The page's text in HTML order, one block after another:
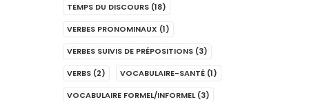
TEMPS DU DISCOURS (18)
VERBES PRONOMINAUX (1)
VERBES SUIVIS DE PRÉPOSITIONS (3)
VERBS (2) VOCABULAIRE-SANTÉ (1)
VOCABULAIRE FORMEL/INFORMEL (3)